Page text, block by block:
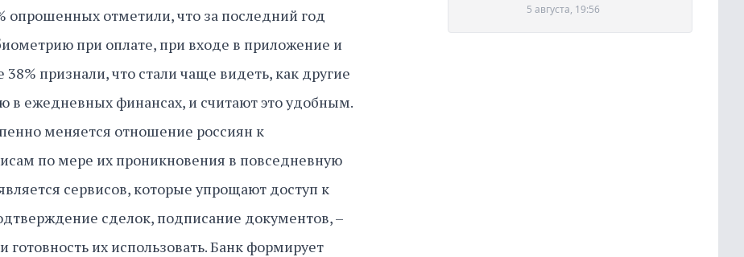
опрошенных отметили, что за последний год
при оплате, при входе в приложение и
признали, что стали чаще видеть, как другие
в ежедневных финансах, и считают это удобным.
меняется отношение россиян к
по мере их проникновения в повседневную
сервисов, которые упрощают доступ к
сделок, подписание документов, –
их использовать. Банк формирует
5 августа, 19:56